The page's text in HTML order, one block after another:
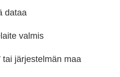
dataa
valmis
järjestelmän maa